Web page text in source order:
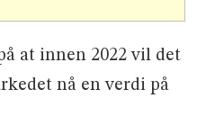
at innen 2022 vil det
nå en verdi på